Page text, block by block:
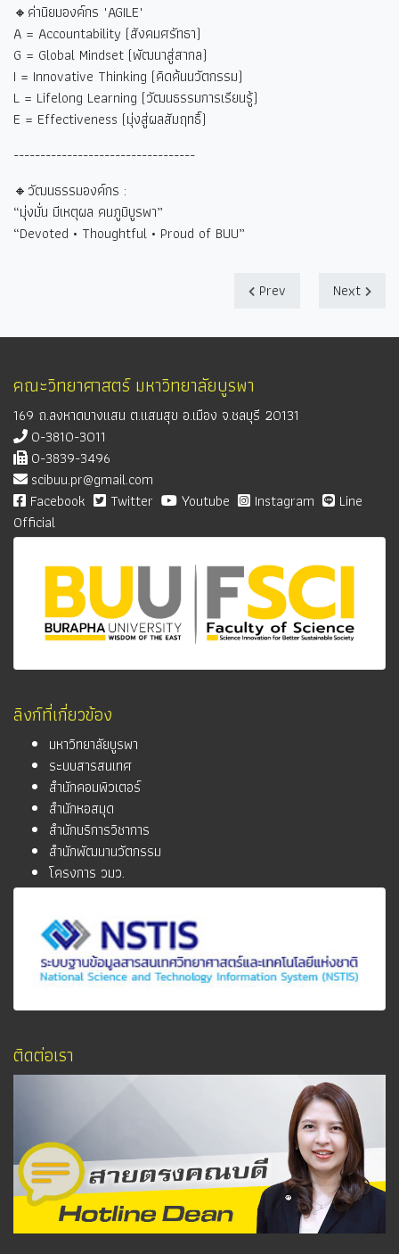
🔸ค่านิยมองค์กร "AGILE"
A = Accountability (สังคมศรัทธา)
G = Global Mindset (พัฒนาสู่สากล)
I = Innovative Thinking (คิดค้นนวัตกรรม)
L = Lifelong Learning (วัฒนธรรมการเรียนรู้)
E = Effectiveness (มุ่งสู่ผลสัมฤทธิ์)
----------------------------------
🔸วัฒนธรรมองค์กร :
“มุ่งมั่น มีเหตุผล คนภูมิบูรพา”
“Devoted • Thoughtful • Proud of BUU”
Prev Next
คณะวิทยาศาสตร์ มหาวิทยาลัยบูรพา
169 ถ.ลงหาดบางแสน ต.แสนสุข อ.เมือง จ.ชลบุรี 20131
0-3810-3011
0-3839-3496
scibuu.pr@gmail.com
Facebook
Twitter Youtube Instagram
Line
Official
ลิงก์ที่เกี่ยวข้อง
มหาวิทยาลัยบูรพา
ระบบสารสนเทศ
สำนักคอมพิวเตอร์
สำนักหอสมุด
สำนักบริการวิชาการ
สำนักพัฒนานวัตกรรม
โครงการ วมว.
ติดต่อเรา